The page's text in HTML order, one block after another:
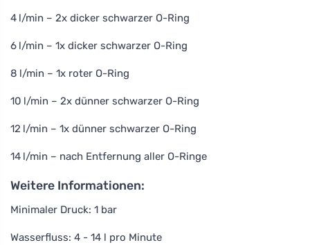
4 l/min – 2x dicker schwarzer O-Ring
6 l/min – 1x dicker schwarzer O-Ring
8 l/min – 1x roter O-Ring
10 l/min – 2x dünner schwarzer O-Ring
12 l/min – 1x dünner schwarzer O-Ring
14 l/min – nach Entfernung aller O-Ringe
Weitere Informationen:
Minimaler Druck: 1 bar
Wasserfluss: 4 - 14 l pro Minute